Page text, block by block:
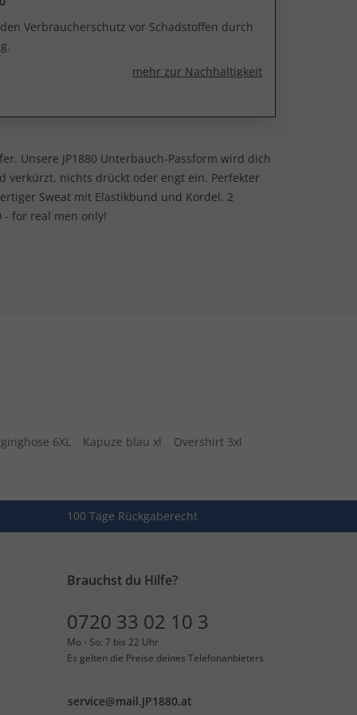
Verbraucherschutz vor Schadstoffen durch
mehr zur Nachhaltigkeit
Unsere JP1880 Unterbauch-Passform wird dich
verkürzt, nichts drückt oder engt ein. Perfekter
Sweat mit Elastikbund und Kordel, 2
- for real men only!
6XL Kapuze blau xl
Overshirt 3xl
100 Tage Rückgaberecht
Brauchst du Hilfe?
0720 33 02 10 3
Mo - So: 7 bis 22 Uhr
Es gelten die Preise deines Telefonanbieters
service@mail.JP1880.at